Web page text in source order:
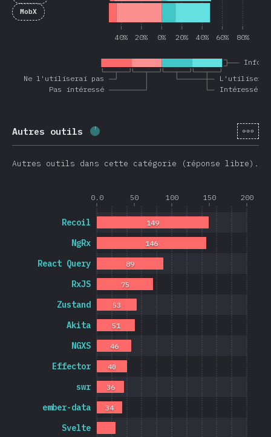
Ne l'utiliserai pas
Pas intéressé
L'utiliserai
Intéressé
40% 20% 0% 20% 40% 60% 80%
MobX
Autres outils Progression: [fr-
Autres outils dans cette catégorie (réponse libre).
0.0 50 100 150 200
Svelte
ember-data
swr
Effector
NGXS
Akita
Zustand
RxJS
React Query
NgRx
Recoil
34
36
40
46
51
53
75
89
146
149